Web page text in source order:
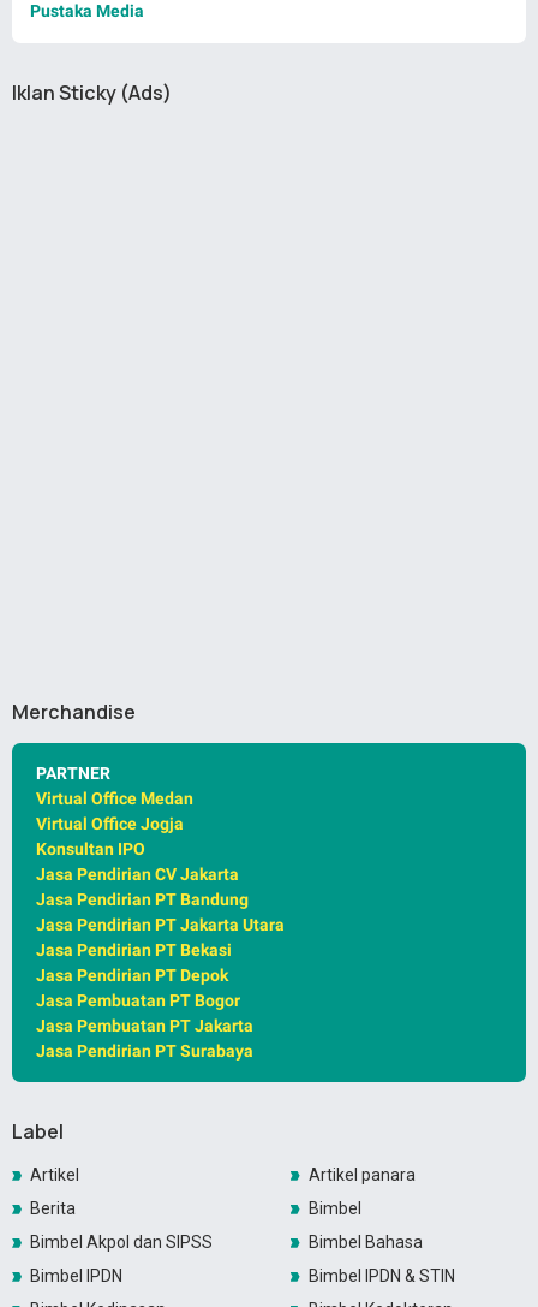
Pustaka Media
Iklan Sticky (Ads)
Merchandise
PARTNER
Virtual Office Medan
Virtual Office Jogja
Konsultan IPO
Jasa Pendirian CV Jakarta
Jasa Pendirian PT Bandung
Jasa Pendirian PT Jakarta Utara
Jasa Pendirian PT Bekasi
Jasa Pendirian PT Depok
Jasa Pembuatan PT Bogor
Jasa Pembuatan PT Jakarta
Jasa Pendirian PT Surabaya
Label
Artikel
Artikel panara
Berita
Bimbel
Bimbel Akpol dan SIPSS
Bimbel Bahasa
Bimbel IPDN
Bimbel IPDN & STIN